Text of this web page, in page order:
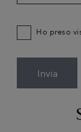
Ho preso
Invia